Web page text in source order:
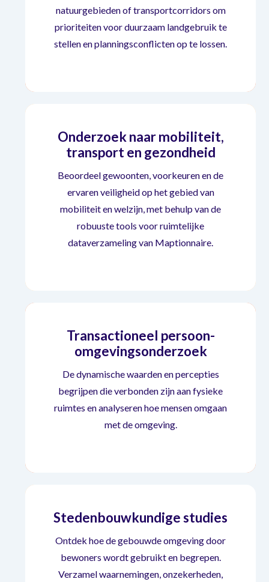
Onderzoek
landschapswaarden
natuurgebieden of transportcorridors om
prioriteiten voor duurzaam landgebruik te
stellen en planningsconflicten op te lossen.
Onderzoek naar mobiliteit,
transport en gezondheid
Onderzoek naar mobiliteit,
transport en gezondheid
Beoordeel gewoonten, voorkeuren en de
ervaren veiligheid op het gebied van
mobiliteit en welzijn, met behulp van de
robuuste tools voor ruimtelijke
dataverzameling van Maptionnaire.
Transactioneel persoon-
omgevingsonderzoek
Transactioneel persoon-
omgevingsonderzoek
De dynamische waarden en percepties
begrijpen die verbonden zijn aan fysieke
ruimtes en analyseren hoe mensen omgaan
met de omgeving.
Stedenbouwkundige studies
Ontdek hoe de gebouwde omgeving door
bewoners wordt gebruikt en begrepen.
Verzamel waarnemingen, onzekerheden,